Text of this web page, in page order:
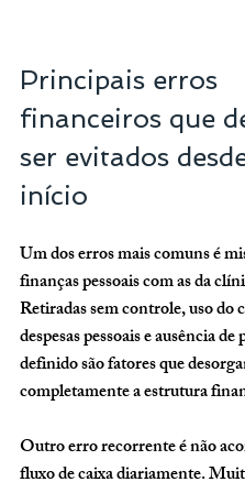
Principais erros
financeiros que
ser evitados
início
Um dos erros mais comuns é
finanças pessoais com as da
Retiradas sem controle, uso do
despesas pessoais e ausência
definido são fatores que
completamente a estrutura
Outro erro recorrente é não
fluxo de caixa diariamente.